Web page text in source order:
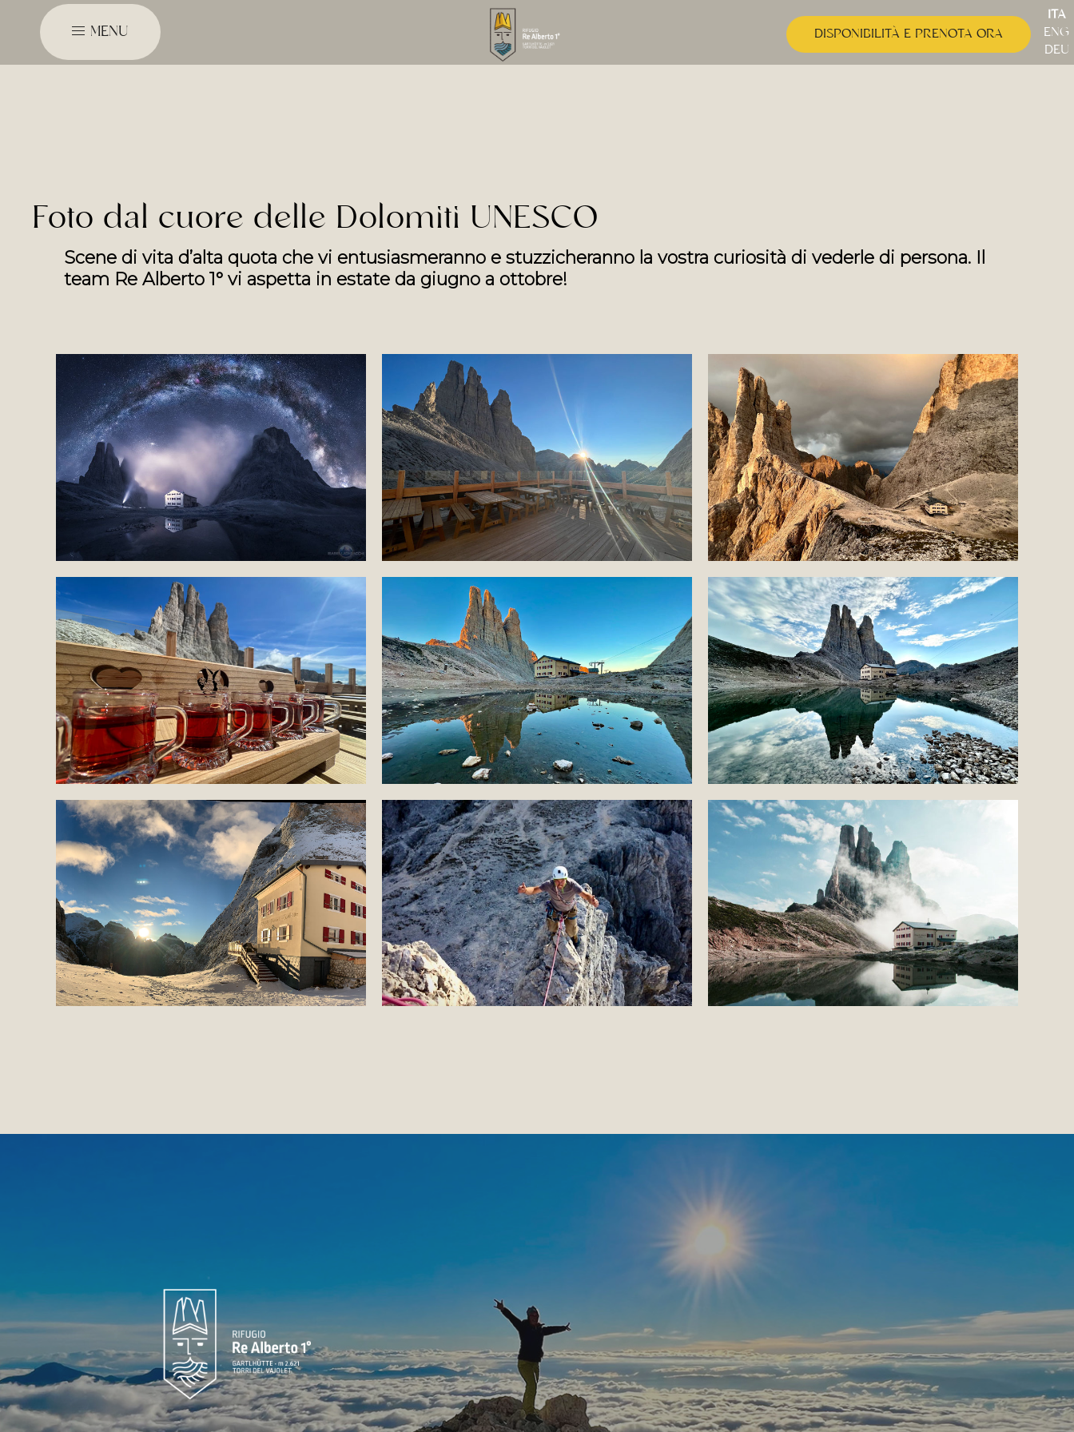
MENU DISPONIBILITÀ E PRENOTA ORA
ITA
ENG
|
DEU
Foto dal cuore delle Dolomiti UNESCO
Scene di vita d’alta quota che vi entusiasmeranno e stuzzicheranno la vostra curiosità di vederle di persona. Il
team Re Alberto 1° vi aspetta in estate da giugno a ottobre!